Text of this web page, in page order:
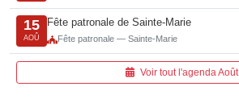
15
AOÛ
Fête patronale de Sainte-Marie
Fête patronale — Sainte-Marie
Voir tout l'agenda Août